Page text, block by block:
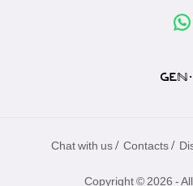
Chat with us / Contacts /
Copyright © 2026 -